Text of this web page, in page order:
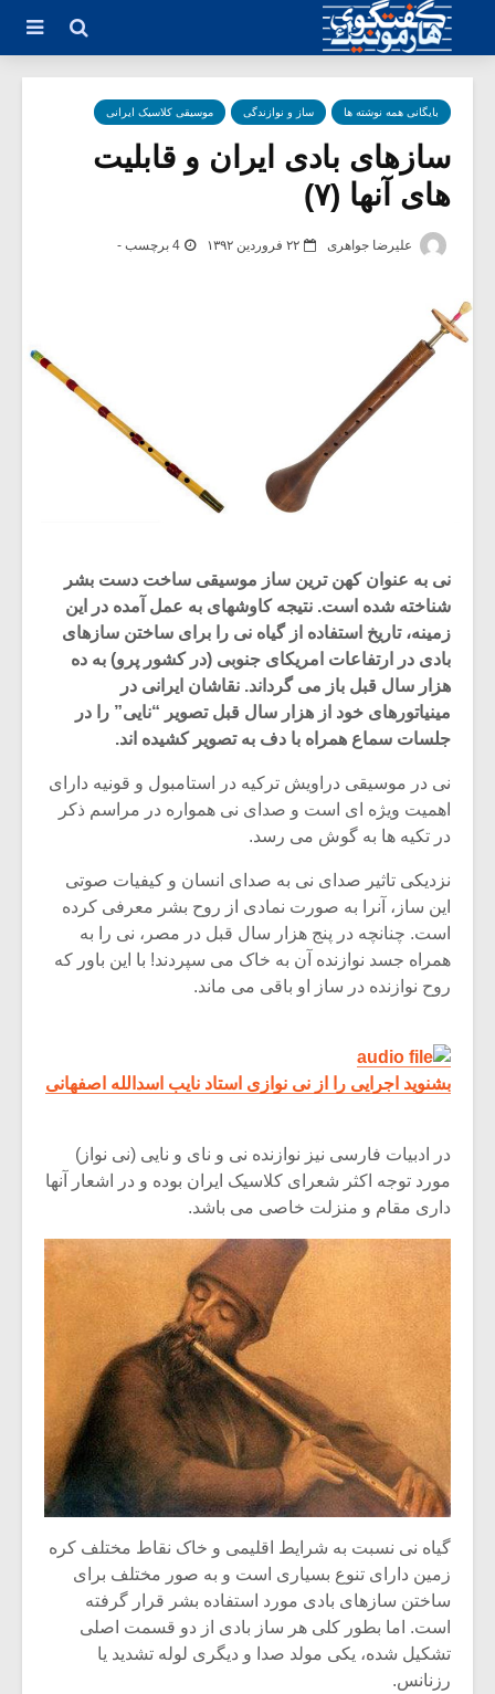
بایگانی همه نوشته ها ساز و نوازندگی موسیقی کلاسیک ایرانی
سازهای بادی ایران و قابلیت
های آنها (۷)
علیرضا جواهری ۲۲ فروردین ۱۳۹۲ 4 برچسب -
نی به عنوان کهن ترین ساز موسیقی ساخت دست بشر
شناخته شده است. نتیجه کاوشهای به عمل آمده در این
زمینه، تاریخ استفاده از گیاه نی را برای ساختن سازهای
بادی در ارتفاعات امریکای جنوبی (در کشور پرو) به ده
هزار سال قبل باز می گرداند. نقاشان ایرانی در
مینیاتورهای خود از هزار سال قبل تصویر “نایی” را در
جلسات سماع همراه با دف به تصویر کشیده اند.
نی در موسیقی دراویش ترکیه در استامبول و قونیه دارای
اهمیت ویژه ای است و صدای نی همواره در مراسم ذکر
در تکیه ها به گوش می رسد.
نزدیکی تاثیر صدای نی به صدای انسان و کیفیات صوتی
این ساز، آنرا به صورت نمادی از روح بشر معرفی کرده
است. چنانچه در پنج هزار سال قبل در مصر، نی را به
همراه جسد نوازنده آن به خاک می سپردند! با این باور که
روح نوازنده در ساز او باقی می ماند.
بشنوید اجرایی را از نی نوازی استاد نایب اسدالله اصفهانی
در ادبیات فارسی نیز نوازنده نی و نای و نایی (نی نواز)
مورد توجه اکثر شعرای کلاسیک ایران بوده و در اشعار آنها
داری مقام و منزلت خاصی می باشد.
گیاه نی نسبت به شرایط اقلیمی و خاک نقاط مختلف کره
زمین دارای تنوع بسیاری است و به صور مختلف برای
ساختن سازهای بادی مورد استفاده بشر قرار گرفته
است. اما بطور کلی هر ساز بادی از دو قسمت اصلی
تشکیل شده، یکی مولد صدا و دیگری لوله تشدید یا
رزنانس.
میکلوش روژا
یادداشتی بر موسیقی
متن فیلم «متری
شیش و نیم»
اگر نمی توانی
مشهورترین باشی،
بدنام ترین باش
موریس ژار
دوره
موسیقی
موسیقی
برگزار
سکانسی